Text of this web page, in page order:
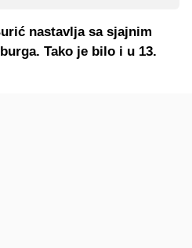
nastavlja sa sjajnim
Tako je bilo i u 13.